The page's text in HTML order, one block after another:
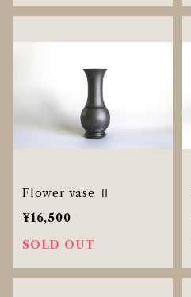
Flower vase Ⅱ
¥16,500
SOLD OUT